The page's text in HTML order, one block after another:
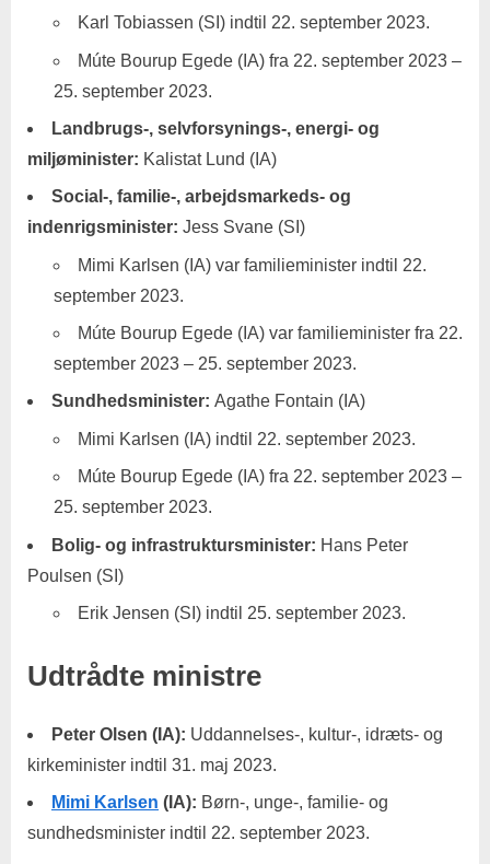
Karl Tobiassen (SI) indtil 22. september 2023.
Múte Bourup Egede (IA) fra 22. september 2023 –
25. september 2023.
Landbrugs-, selvforsynings-, energi- og
miljøminister: Kalistat Lund (IA)
Social-, familie-, arbejdsmarkeds- og
indenrigsminister: Jess Svane (SI)
Mimi Karlsen (IA) var familieminister indtil 22.
september 2023.
Múte Bourup Egede (IA) var familieminister fra 22.
september 2023 – 25. september 2023.
Sundhedsminister: Agathe Fontain (IA)
Mimi Karlsen (IA) indtil 22. september 2023.
Múte Bourup Egede (IA) fra 22. september 2023 –
25. september 2023.
Bolig- og infrastruktursminister: Hans Peter
Poulsen (SI)
Erik Jensen (SI) indtil 25. september 2023.
Udtrådte ministre
Peter Olsen (IA): Uddannelses-, kultur-, idræts- og
kirkeminister indtil 31. maj 2023.
Mimi Karlsen (IA): Børn-, unge-, familie- og
sundhedsminister indtil 22. september 2023.